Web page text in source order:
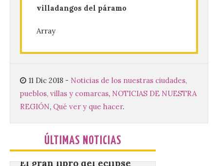
villadangos del páramo
Array
11 Dic 2018 - Noticias de los nuestras ciudades,
pueblos, villas y comarcas, NOTICIAS DE NUESTRA
REGIÓN, Qué ver y que hacer.
ÚLTIMAS NOTICIAS
9 Ago 2026
Brujería Fest Summer
patronales. El salón de plenos del
Ayuntamiento de La Bañeza acogió el 4 de
agosto la presentación oficial del Brujería
Fest Summer […]
El gran libro del eclipse
9 Ago 2026